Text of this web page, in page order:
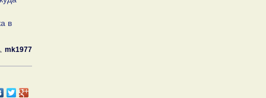
в
mk1977